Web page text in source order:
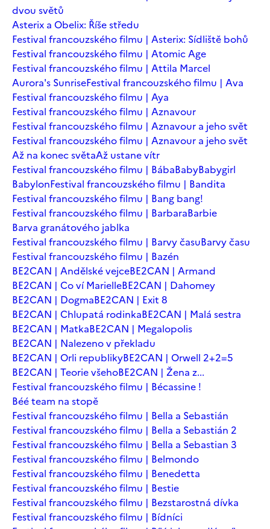
dvou světů
Asterix a Obelix: Říše středu
Festival francouzského filmu | Asterix: Sídliště bohů
Festival francouzského filmu | Atomic Age
Festival francouzského filmu | Attila Marcel
Aurora's SunriseFestival francouzského filmu | Ava
Festival francouzského filmu | Aya
Festival francouzského filmu | Aznavour
Festival francouzského filmu | Aznavour a jeho svět
Festival francouzského filmu | Aznavour a jeho svět
Až na konec světaAž ustane vítr
Festival francouzského filmu | BábaBabyBabygirl
BabylonFestival francouzského filmu | Bandita
Festival francouzského filmu | Bang bang!
Festival francouzského filmu | BarbaraBarbie
Barva granátového jablka
Festival francouzského filmu | Barvy časuBarvy času
Festival francouzského filmu | Bazén
BE2CAN | Andělské vejceBE2CAN | Armand
BE2CAN | Co ví MarielleBE2CAN | Dahomey
BE2CAN | DogmaBE2CAN | Exit 8
BE2CAN | Chlupatá rodinkaBE2CAN | Malá sestra
BE2CAN | MatkaBE2CAN | Megalopolis
BE2CAN | Nalezeno v překladu
BE2CAN | Orli republikyBE2CAN | Orwell 2+2=5
BE2CAN | Teorie všehoBE2CAN | Žena z...
Festival francouzského filmu | Bécassine !
Béé team na stopě
Festival francouzského filmu | Bella a Sebastián
Festival francouzského filmu | Bella a Sebastián 2
Festival francouzského filmu | Bella a Sebastian 3
Festival francouzského filmu | Belmondo
Festival francouzského filmu | Benedetta
Festival francouzského filmu | Bestie
Festival francouzského filmu | Bezstarostná dívka
Festival francouzského filmu | Bídníci